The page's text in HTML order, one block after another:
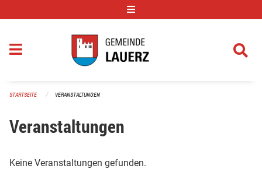
STARTSEITE VERANSTALTUNGEN
Veranstaltungen
Keine Veranstaltungen gefunden.